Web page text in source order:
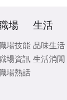
場
場技能
場資訊
場熱話
生活
品味生活
生活消閒